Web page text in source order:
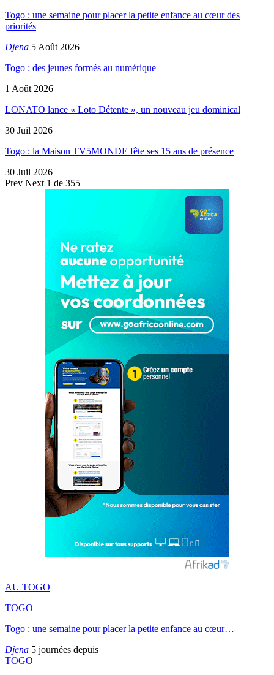
Togo : une semaine pour placer la petite enfance au cœur des
priorités
Djena 5 Août 2026
Togo : des jeunes formés au numérique
1 Août 2026
LONATO lance « Loto Détente », un nouveau jeu dominical
30 Juil 2026
Togo : la Maison TV5MONDE fête ses 15 ans de présence
30 Juil 2026
Prev Next 1 de 355
AU TOGO
TOGO
Togo : une semaine pour placer la petite enfance au cœur…
Djena 5 journées depuis
TOGO